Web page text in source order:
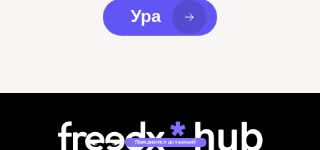
Ура
Приєднатися до кампанії